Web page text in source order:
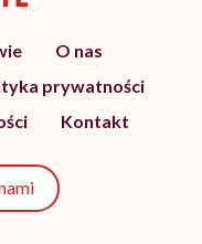
O nas
prywatności
Kontakt